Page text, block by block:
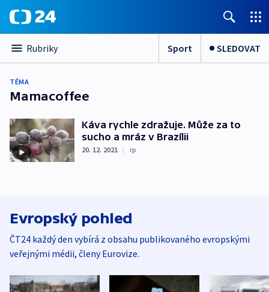
Rubriky Sport SLEDOVAT
TÉMA
Mamacoffee
Káva rychle zdražuje. Může za to
sucho a mráz v Brazílii
20. 12. 2021 | rp
Evropský pohled
ČT24 každý den vybírá z obsahu publikovaného evropskými
veřejnými médii, členy Eurovize.